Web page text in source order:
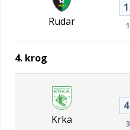
Rudar
4. krog
Krka